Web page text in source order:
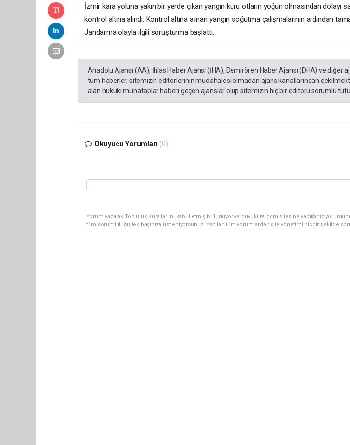
İzmir kara yoluna yakın bir yerde çıkan yangın kuru otların yoğun olmasından dolayı
kontrol altına alındı. Kontrol altına alınan yangın soğutma çalışmalarının ardından
Jandarma olayla ilgili soruşturma başlattı.
Anadolu Ajansı (AA), İhlas Haber Ajansı (İHA), Demirören Haber Ajansı (DHA) ve diğer
tüm haberler, sitemizin editörlerinin müdahalesi olmadan ajans kanallarından
alan hukuki muhataplar haberi geçen ajanslar olup sitemizin hiç bir editörü sorumlu
Okuyucu Yorumları (0)
Yorum yazarak Topluluk Kuralları’nı kabul etmiş bulunuyor ve buyuktire.com sitesine yaptığınız
tüm sorumluluğu tek başınıza üstleniyorsunuz. Yazılan tüm yorumlardan site yönetimi hiçbir şekilde